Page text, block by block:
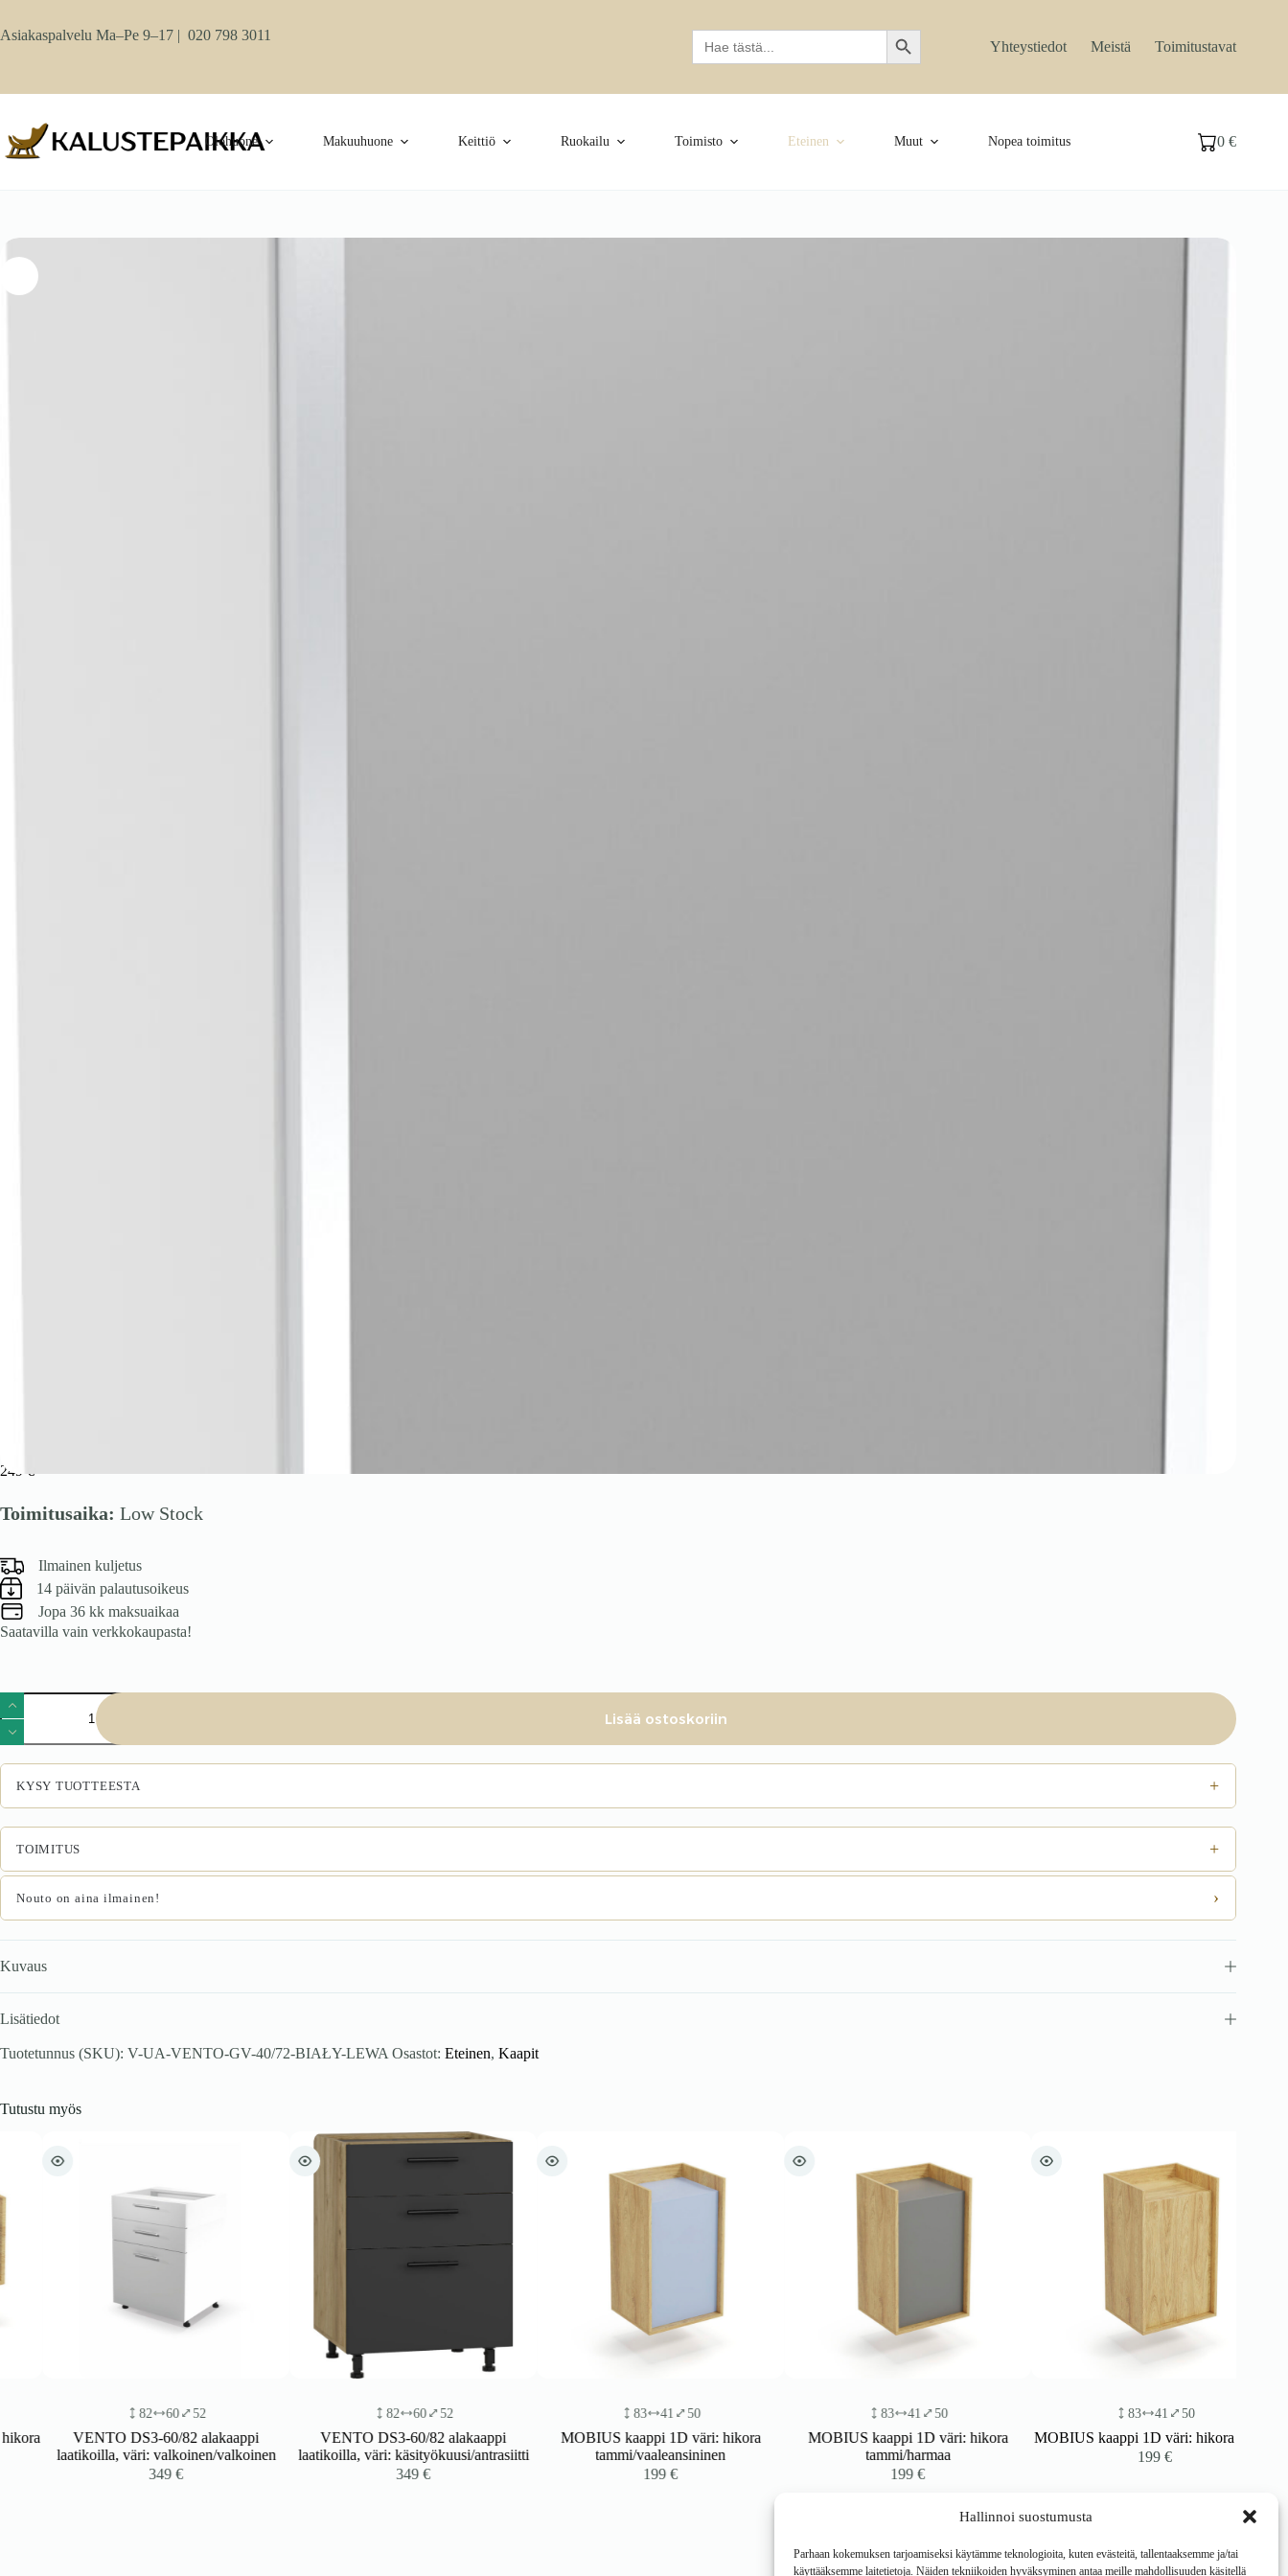
Hallinnoi suostumusta
Parhaan kokemuksen tarjoamiseksi käytämme teknologioita, kuten evästeitä, tallentaaksemme ja/tai
käyttääksemme laitetietoja. Näiden tekniikoiden hyväksyminen antaa meille mahdollisuuden käsitellä
content
Asiakaspalvelu Ma–Pe 9–17 | 020 798 3011
Search
for:
Search Button Yhteystiedot Meistä Toimitustavat
Olohuone Makuuhuone Keittiö Ruokailu Toimisto Eteinen Muut Nopea toimitus Ostoskori
0€
249€
Toimitusaika: Low Stock
Ilmainen kuljetus
14 päivän palautusoikeus
Jopa 36 kk maksuaikaa
Saatavilla vain verkkokaupasta!
VENTO
GV-
40/72
yläkaappi,
väri:
valkoinen
Lisää ostoskoriin
KYSY TUOTTEESTA +
TOIMITUS +
Nouto on aina ilmainen! ›
Kuvaus
Lisätiedot
Tuotetunnus (SKU): V-UA-VENTO-GV-40/72-BIAŁY-LEWA Osastot: Eteinen, Kaapit
Tutustu myös
41 50
MOBIUS kaappi 1D väri: hikora
tammi/harmaa
41 50
MOBIUS kaappi 1D väri: hikora tammi
60 52
VENTO DS3-60/82 alakaappi
laatikoilla, väri: valkoinen/valkoinen
60 52
VENTO DS3-60/82 alakaappi
laatikoilla, väri: käsityökuusi/antrasiitti
41 50
MOBIUS kaappi 1D väri: hikora
tammi/vaaleansininen